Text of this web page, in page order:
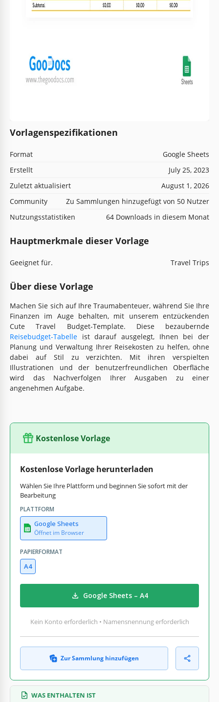
Vorlagenspezifikationen
Format
Google Sheets
Erstellt
July 25, 2023
Zuletzt aktualisiert
August 1, 2026
Community
Zu Sammlungen hinzugefügt von 50 Nutzer
Nutzungsstatistiken
64 Downloads in diesem Monat
Hauptmerkmale dieser Vorlage
Geeignet für. Travel Trips
Über diese Vorlage
Machen Sie sich auf Ihre Traumabenteuer, während Sie Ihre
Finanzen im Auge behalten, mit unserem entzückenden
Cute Travel Budget-Template. Diese bezaubernde
Reisebudget-Tabelle ist darauf ausgelegt, Ihnen bei der
Planung und Verwaltung Ihrer Reisekosten zu helfen, ohne
dabei auf Stil zu verzichten. Mit ihren verspielten
Illustrationen und der benutzerfreundlichen Oberfläche
wird das Nachverfolgen Ihrer Ausgaben zu einer
angenehmen Aufgabe.
Kostenlose Vorlage
Kostenlose Vorlage herunterladen
Wählen Sie Ihre Plattform und beginnen Sie sofort mit der
Bearbeitung
PLATTFORM
Google Sheets
Öffnet im Browser
PAPIERFORMAT
A4
Google Sheets – A4
Kein Konto erforderlich • Namensnennung erforderlich
Zur Sammlung hinzufügen
WAS ENTHALTEN IST